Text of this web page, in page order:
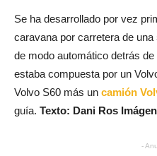
Se ha desarrollado por vez
caravana por carretera de
de modo automático detrás
estaba compuesta por un
Volvo S60 más un camión
guía. Texto: Dani Ros
-